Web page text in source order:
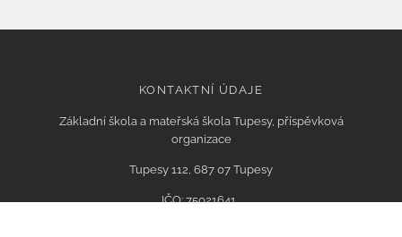
KONTAKTNÍ ÚDAJE
Základní škola a mateřská škola Tupesy, příspěvková
organizace
Tupesy 112, 687 07 Tupesy
IČO: 75021641,